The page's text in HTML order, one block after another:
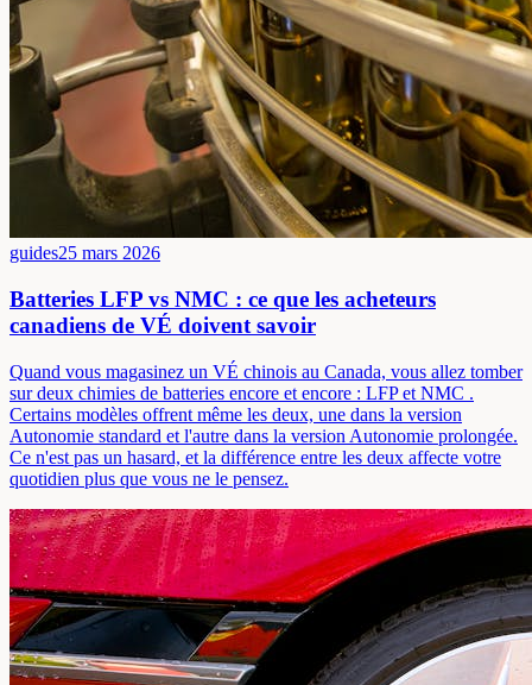
guides25 mars 2026
Batteries LFP vs NMC : ce que les acheteurs
canadiens de VÉ doivent savoir
Quand vous magasinez un VÉ chinois au Canada, vous allez tomber
sur deux chimies de batteries encore et encore : LFP et NMC .
Certains modèles offrent même les deux, une dans la version
Autonomie standard et l'autre dans la version Autonomie prolongée.
Ce n'est pas un hasard, et la différence entre les deux affecte votre
quotidien plus que vous ne le pensez.